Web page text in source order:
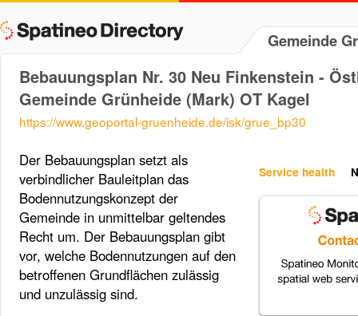
Gemeinde
Bebauungsplan Nr. 30 Neu Finkenstein -
Gemeinde Grünheide (Mark) OT Kagel
https://www.geoportal-gruenheide.de/isk/grue_bp30
Service health
Der Bebauungsplan setzt als
verbindlicher Bauleitplan das
Bodennutzungskonzept der
Gemeinde in unmittelbar geltendes
Recht um. Der Bebauungsplan gibt
vor, welche Bodennutzungen auf den
betroffenen Grundflächen zulässig
und unzulässig sind.